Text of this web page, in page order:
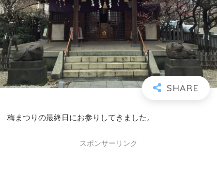
梅まつりの最終日にお参りしてきました。
スポンサーリンク